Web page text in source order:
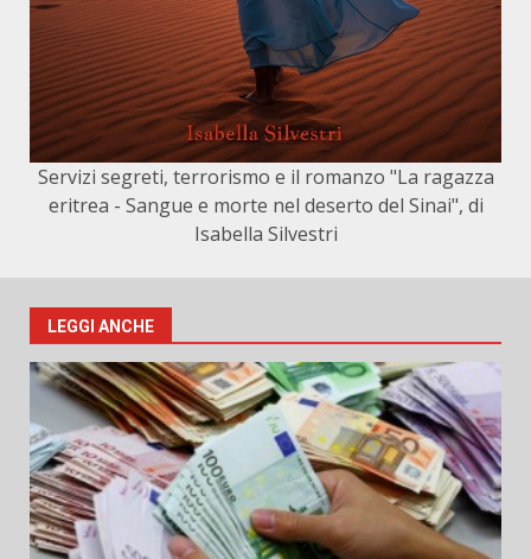
Servizi segreti, terrorismo e il romanzo "La ragazza
eritrea - Sangue e morte nel deserto del Sinai", di
Isabella Silvestri
LEGGI ANCHE